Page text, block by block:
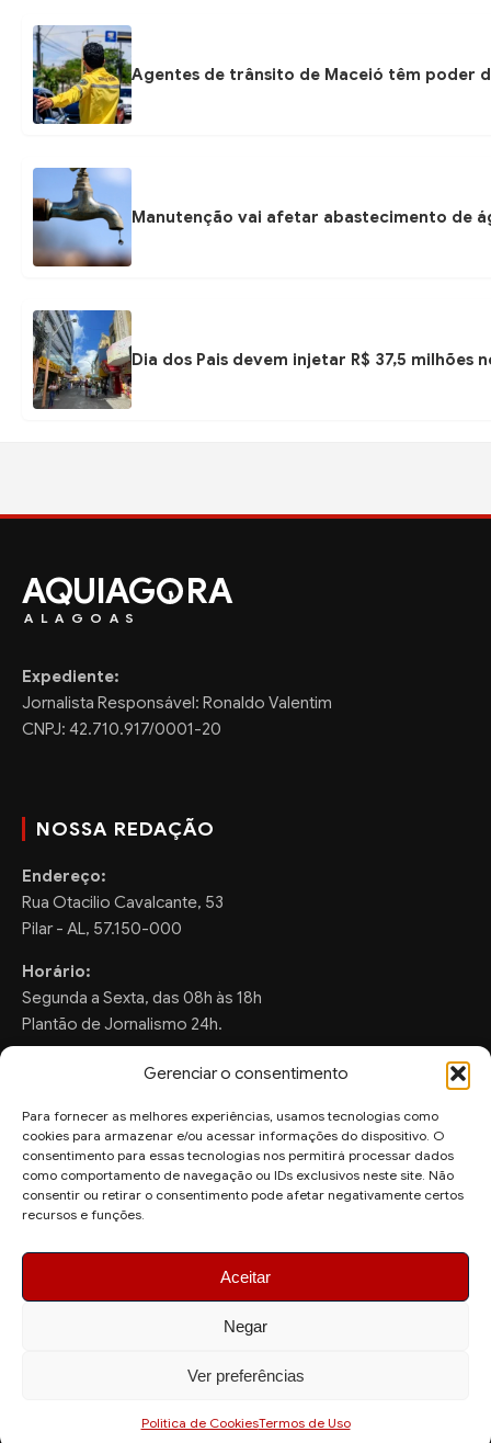
Gerenciar o consentimento
Para fornecer as melhores experiências, usamos tecnologias como
cookies para armazenar e/ou acessar informações do dispositivo. O
consentimento para essas tecnologias nos permitirá processar dados
como comportamento de navegação ou IDs exclusivos neste site. Não
consentir ou retirar o consentimento pode afetar negativamente certos
recursos e funções.
Aceitar
Negar
Ver preferências
Politica de CookiesTermos de Uso
Agentes de trânsito de Maceió têm poder
Manutenção vai afetar abastecimento de
Dia dos Pais devem injetar R$ 37,5 milhões
AQUIAG RA
ALAGOAS
Expediente:
Jornalista Responsável: Ronaldo Valentim
CNPJ: 42.710.917/0001-20
NOSSA REDAÇÃO
Endereço:
Rua Otacilio Cavalcante, 53
Pilar - AL, 57.150-000
Horário:
Segunda a Sexta, das 08h às 18h
Plantão de Jornalismo 24h.
FALE CONOSCO
Sugestões de Pauta:
ronaldo.valentim150@gmail.com
© 2026 AquiAgora - Todos os direitos reservados.